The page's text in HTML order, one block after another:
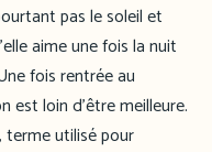
pas le soleil et
aime une fois la nuit
fois rentrée au
est loin d’être meilleure.
terme utilisé pour